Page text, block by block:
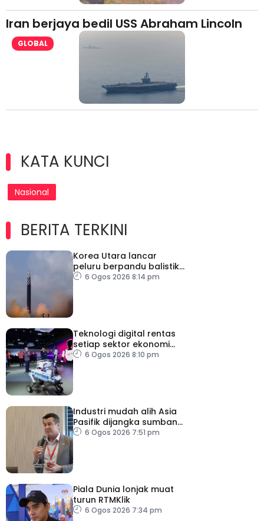
Iran berjaya bedil USS Abraham Lincoln
GLOBAL
KATA KUNCI
Nasional
BERITA TERKINI
Korea Utara lancar
peluru berpandu balistik
jarak dekat ke arah Laut
6 Ogos 2026 8:14 pm
Teknologi digital rentas
setiap sektor ekonomi
diperkasa seiring
6 Ogos 2026 8:10 pm
Industri mudah alih Asia
Pasifik dijangka sumbang
AS$1.4 trilion menjelang
6 Ogos 2026 7:51 pm
Piala Dunia lonjak muat
turun RTMKlik
6 Ogos 2026 7:34 pm